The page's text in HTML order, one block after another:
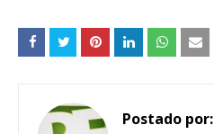
Postado por: